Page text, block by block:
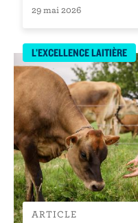
29 mai 2026
ARTICLE
L’EXCELLENCE LAITIÈRE